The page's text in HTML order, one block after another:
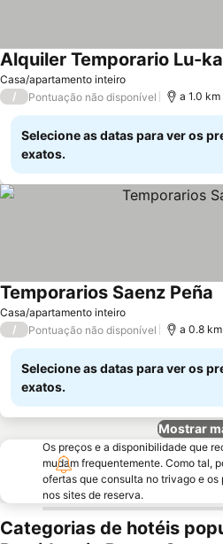
Casa/apartamento inteiro
Alquiler Temporario Lu-ka
/ Pontuação não disponível a 1.0
Selecione as datas para ver os
exatos.
Casa/apartamento inteiro
Temporarios Saenz Peña
/ Pontuação não disponível a 0.8
Selecione as datas para ver os
exatos.
Mostrar
Os preços e a disponibilidade que
mudam frequentemente. Como tal,
ofertas que consulta no trivago e
nos sites de reserva.
Categorias de hotéis